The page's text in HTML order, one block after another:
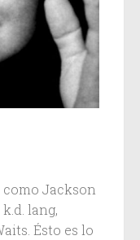
Jackson
lang,
Ésto es lo